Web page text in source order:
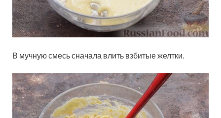
В мучную смесь сначала влить взбитые желтки.